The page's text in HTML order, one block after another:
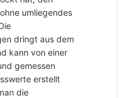
umliegendes
dringt aus dem
kann von einer
gemessen
erstellt
die